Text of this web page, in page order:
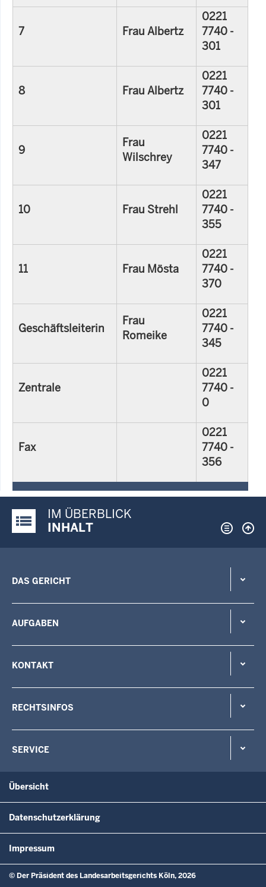
7 Frau Albertz
0221
7740 -
301
8 Frau Albertz
0221
7740 -
301
9
Frau
Wilschrey
0221
7740 -
347
10 Frau Strehl
0221
7740 -
355
11 Frau Mösta
0221
7740 -
370
Geschäftsleiterin
Frau
Romeike
0221
7740 -
345
Zentrale
0221
7740 -
0
Fax
0221
7740 -
356
Justiz-Portal im Überblick:
IM ÜBERBLICK
INHALT
DAS GERICHT
AUFGABEN
KONTAKT
RECHTSINFOS
SERVICE
Übersicht
Datenschutzerklärung
Impressum
© Der Präsident des Landesarbeitsgerichts Köln, 2026